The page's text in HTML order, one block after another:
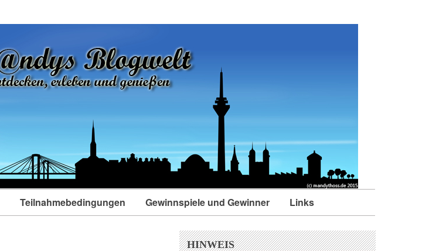
Teilnahmebedingungen Gewinnspiele und Gewinner Links
HINWEIS